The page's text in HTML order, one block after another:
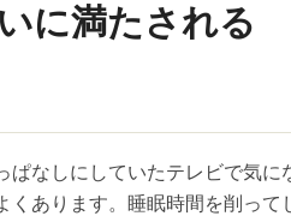
に満たされる
なしにしていたテレビで気に
あります。睡眠時間を削って